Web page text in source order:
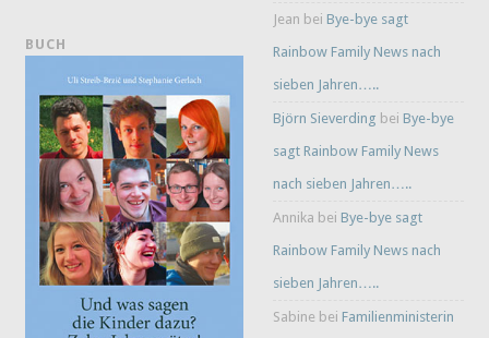
BUCH
Jean bei Bye-bye sagt
Rainbow Family News nach
sieben Jahren…..
Björn Sieverding bei Bye-bye
sagt Rainbow Family News
nach sieben Jahren…..
Annika bei Bye-bye sagt
Rainbow Family News nach
sieben Jahren…..
Sabine bei Familienministerin